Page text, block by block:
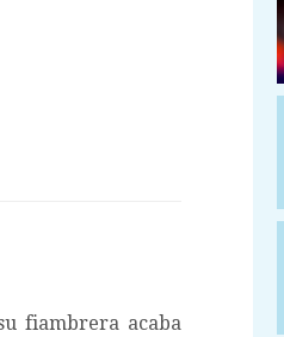
fiambrera acaba